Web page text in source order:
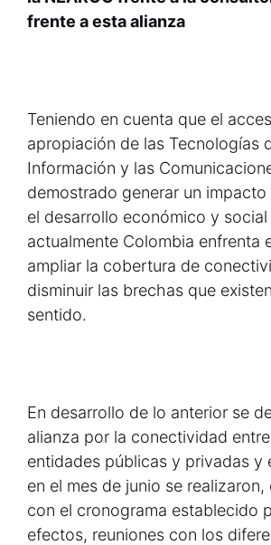
frente a esta alianza
Teniendo en cuenta que el
apropiación de las Tecnologías
Información y las
demostrado generar un impacto
el desarrollo económico y social
actualmente Colombia enfrenta
ampliar la cobertura de
disminuir las brechas que
sentido.
En desarrollo de lo anterior se
alianza por la conectividad
entidades públicas y privadas y
en el mes de junio se realizaron,
con el cronograma establecido
efectos, reuniones con los